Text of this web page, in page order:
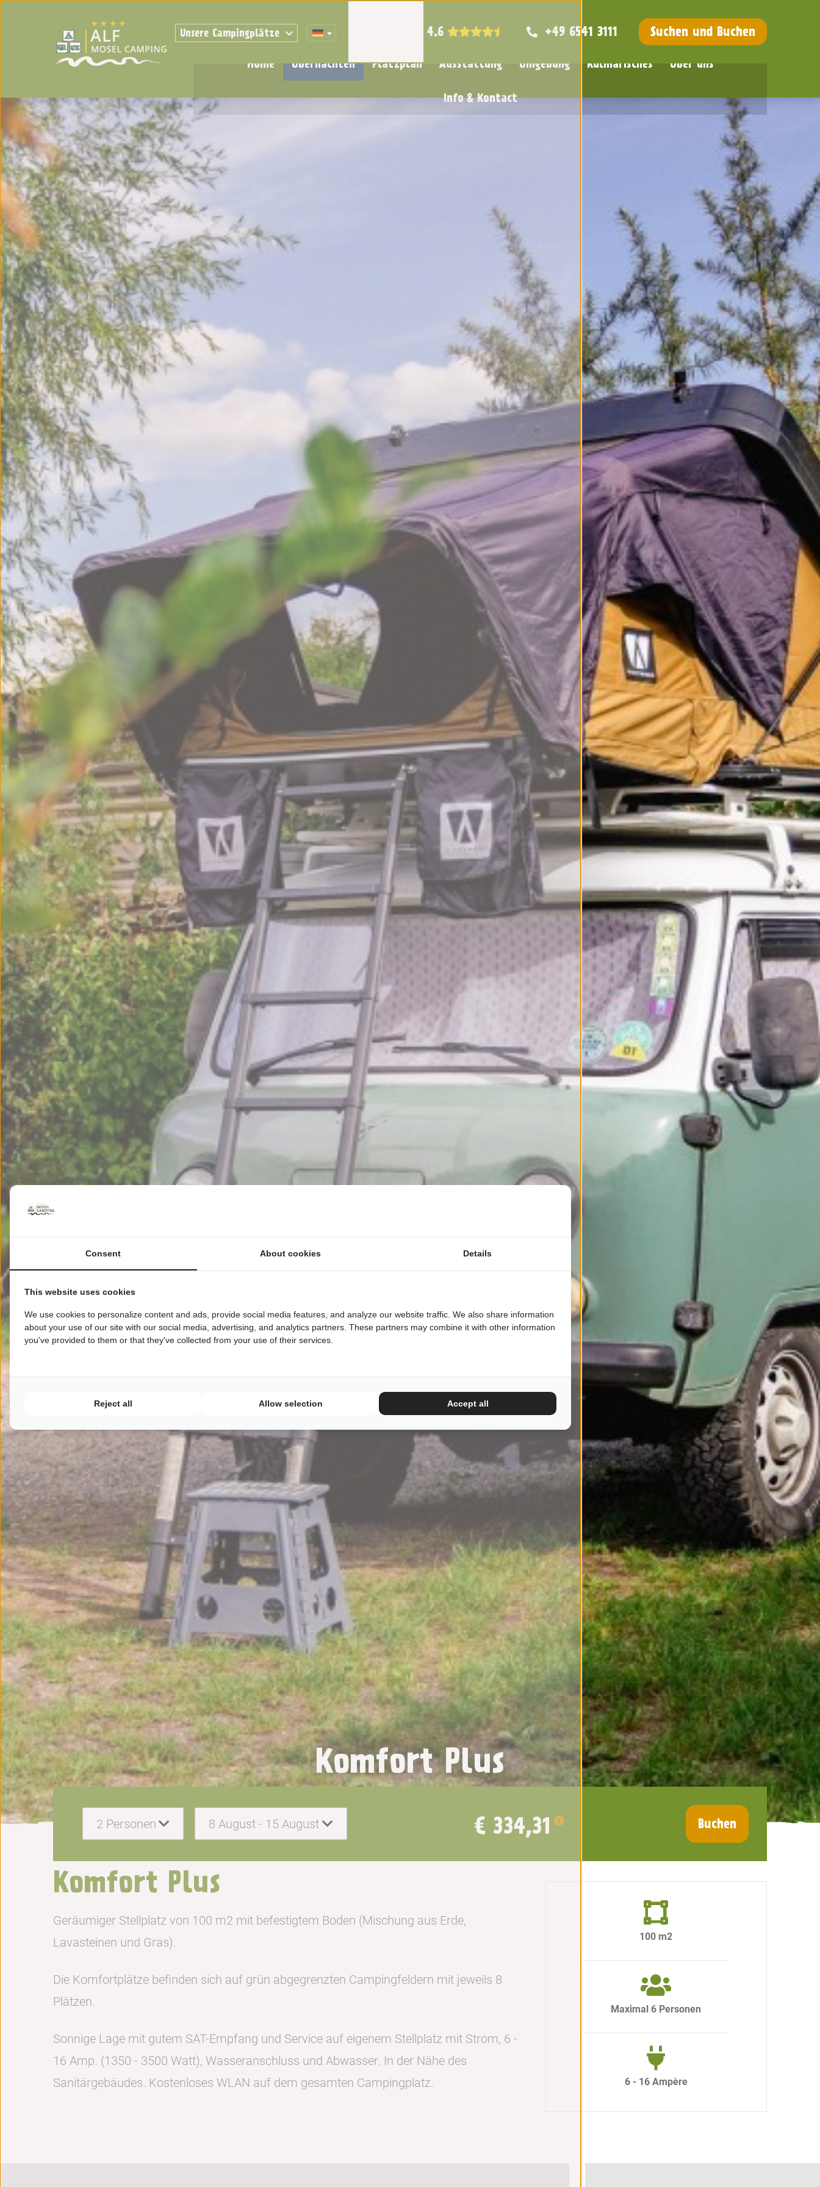
Consent About cookies Details
This website uses cookies
We use cookies to personalize content and ads, provide social media features, and analyze our website traffic. We also share information
about your use of our site with our social media, advertising, and analytics partners. These partners may combine it with other information
you've provided to them or that they've collected from your use of their services.
Reject all Allow selection Accept all
Unsere Campingplätze 4.6 +49 6541 3111 Suchen und Buchen
Home Übernachten Platzplan Ausstattung Umgebung Kulinarisches Über uns
Info & Kontact
Komfort Plus
2 Personen 8 August - 15 August € 334,31 Buchen
Komfort Plus
Geräumiger Stellplatz von 100 m2 mit befestigtem Boden (Mischung aus Erde,
Lavasteinen und Gras).
Die Komfortplätze befinden sich auf grün abgegrenzten Campingfeldern mit jeweils 8
Plätzen.
Sonnige Lage mit gutem SAT-Empfang und Service auf eigenem Stellplatz mit Strom, 6 -
16 Amp. (1350 - 3500 Watt), Wasseranschluss und Abwasser. In der Nähe des
Sanitärgebäudes. Kostenloses WLAN auf dem gesamten Campingplatz.
100 m2
Maximal 6 Personen
6 - 16 Ampère